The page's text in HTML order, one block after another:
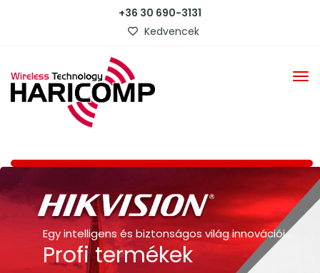
+36 30 690-3131
Kedvencek
Egy intelligens és biztonságos világ innovációi…
Profi termékek